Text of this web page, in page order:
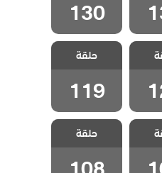
130
تترك مسلسل لا تترك
يدي مدبلج
الحلقة 119
حلقة
119
تترك مسلسل لا تترك
يدي مدبلج
الحلقة 108
حلقة